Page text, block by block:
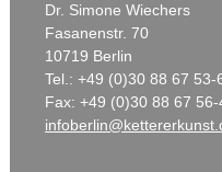
Dr. Simone Wiechers
Fasanenstr. 70
10719 Berlin
Tel.: +49 (0)30 88 67 53-
Fax: +49 (0)30 88 67 56-